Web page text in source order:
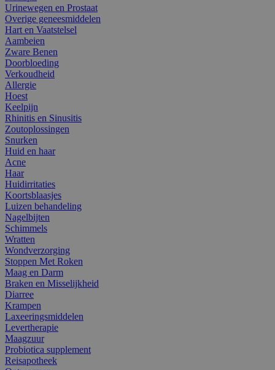
Urinewegen en Prostaat
Overige geneesmiddelen
Hart en Vaatstelsel
Aambeien
Zware Benen
Doorbloeding
Verkoudheid
Allergie
Hoest
Keelpijn
Rhinitis en Sinusitis
Zoutoplossingen
Snurken
Huid en haar
Acne
Haar
Huidirritaties
Koortsblaasjes
Luizen behandeling
Nagelbijten
Schimmels
Wratten
Wondverzorging
Stoppen Met Roken
Maag en Darm
Braken en Misselijkheid
Diarree
Krampen
Laxeeringsmiddelen
Levertherapie
Maagzuur
Probiotica supplement
Reisapotheek